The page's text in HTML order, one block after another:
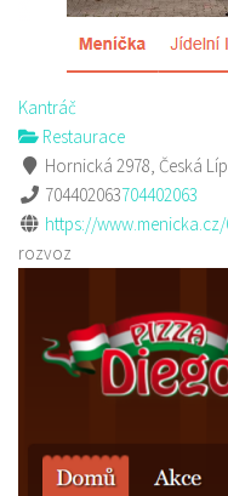
Kantráč
Restaurace
Hornická 2978, Česká
704402063704402063
https://
rozvoz